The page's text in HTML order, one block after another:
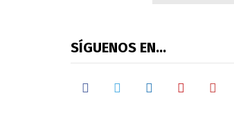
SÍGUENOS EN…
facebooktwitter linkedinyoutubegoogle